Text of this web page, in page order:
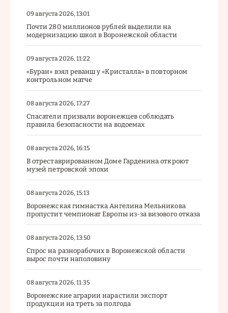
09 августа 2026, 13:01
Почти 280 миллионов рублей выделили на
модернизацию школ в Воронежской области
09 августа 2026, 11:22
«Буран» взял реванш у «Кристалла» в повторном
контрольном матче
08 августа 2026, 17:27
Спасатели призвали воронежцев соблюдать
правила безопасности на водоемах
08 августа 2026, 16:15
В отреставрированном Доме Гарденина откроют
музей петровской эпохи
08 августа 2026, 15:13
Воронежская гимнастка Ангелина Мельникова
пропустит чемпионат Европы из-за визового отказа
08 августа 2026, 13:50
Спрос на разнорабочих в Воронежской области
вырос почти наполовину
08 августа 2026, 11:35
Воронежские аграрии нарастили экспорт
продукции на треть за полгода